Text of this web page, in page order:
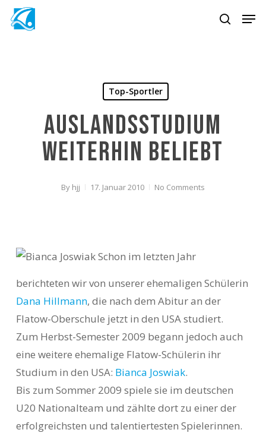
Skip
search
Top-Sportler
Auslandsstudium
weiterhin beliebt
By hjj 17. Januar 2010 No Comments
Schon im letzten Jahr
berichteten wir von unserer ehemaligen Schülerin
Dana Hillmann, die nach dem Abitur an der
Flatow-Oberschule jetzt in den USA studiert.
Zum Herbst-Semester 2009 begann jedoch auch
eine weitere ehemalige Flatow-Schülerin ihr
Studium in den USA: Bianca Joswiak.
Bis zum Sommer 2009 spiele sie im deutschen
U20 Nationalteam und zählte dort zu einer der
erfolgreichsten und talentiertesten Spielerinnen.